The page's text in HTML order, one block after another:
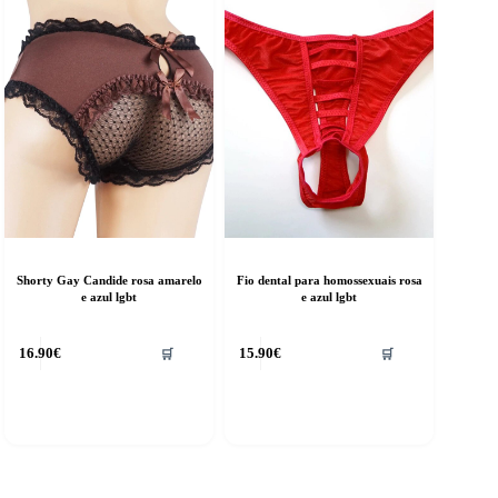
Shorty Gay Candide rosa amarelo
e azul lgbt
16.90€ 🛒
Fio dental para homossexuais rosa
e azul lgbt
15.90€ 🛒